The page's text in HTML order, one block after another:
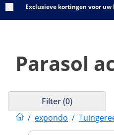
Exclusieve kortingen voor
Parasol
/ expondo /
Filter (0)